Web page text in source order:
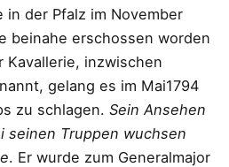
in der Pfalz im November
beinahe erschossen worden
Kavallerie, inzwischen
gelang es im Mai1794
zu schlagen. Sein Ansehen
seinen Truppen wuchsen
. Er wurde zum Generalmajor